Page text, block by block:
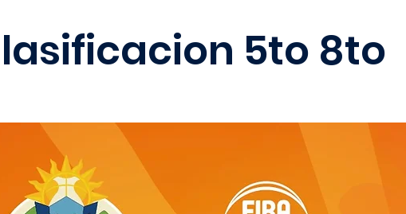
5to 8to